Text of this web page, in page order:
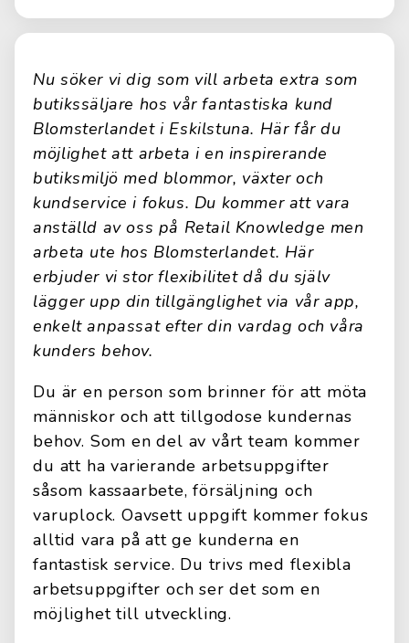
Nu söker vi dig som vill arbeta extra som
butikssäljare hos vår fantastiska kund
Blomsterlandet i Eskilstuna. Här får du
möjlighet att arbeta i en inspirerande
butiksmiljö med blommor, växter och
kundservice i fokus. Du kommer att vara
anställd av oss på Retail Knowledge men
arbeta ute hos Blomsterlandet. Här
erbjuder vi stor flexibilitet då du själv
lägger upp din tillgänglighet via vår app,
enkelt anpassat efter din vardag och våra
kunders behov.
Du är en person som brinner för att möta
människor och att tillgodose kundernas
behov. Som en del av vårt team kommer
du att ha varierande arbetsuppgifter
såsom kassaarbete, försäljning och
varuplock. Oavsett uppgift kommer fokus
alltid vara på att ge kunderna en
fantastisk service. Du trivs med flexibla
arbetsuppgifter och ser det som en
möjlighet till utveckling.